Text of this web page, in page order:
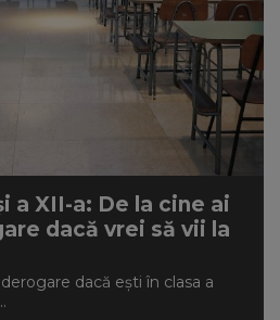
a XII-a: De la cine ai
dacă vrei să vii la
dacă ești în clasa a